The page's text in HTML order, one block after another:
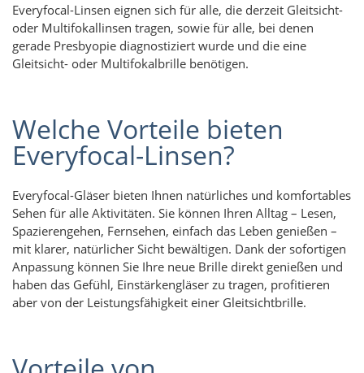
Everyfocal-Linsen eignen sich für alle, die derzeit Gleitsicht-
oder Multifokallinsen tragen, sowie für alle, bei denen
gerade Presbyopie diagnostiziert wurde und die eine
Gleitsicht- oder Multifokalbrille benötigen.
Welche Vorteile bieten
Everyfocal-Linsen?
Everyfocal-Gläser bieten Ihnen natürliches und komfortables
Sehen für alle Aktivitäten. Sie können Ihren Alltag – Lesen,
Spazierengehen, Fernsehen, einfach das Leben genießen –
mit klarer, natürlicher Sicht bewältigen. Dank der sofortigen
Anpassung können Sie Ihre neue Brille direkt genießen und
haben das Gefühl, Einstärkengläser zu tragen, profitieren
aber von der Leistungsfähigkeit einer Gleitsichtbrille.